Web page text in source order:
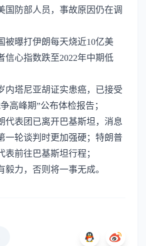
国防部人员，事故原因仍在调
被曝打伊朗每天烧近10亿美
信心指数跌至2022年中期低
内塔尼亚胡证实患癌，已接受
高峰期”公布体检报告；
代表团已离开巴基斯坦，消息
一轮谈判时更加强硬；特朗普
表前往巴基斯坦行程；
毅力，否则将一事无成。